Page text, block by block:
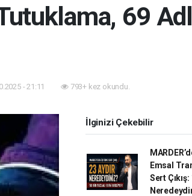
69
- 21:11 793+ kez okundu.
İlginizi Çekebilir
Emsal
Sert Çıkış: